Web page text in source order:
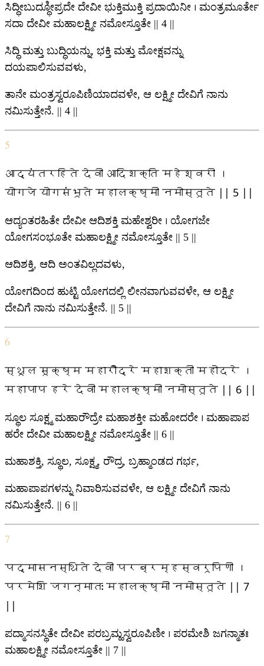
ಸಿದ್ಧೀಬುದ್ಧೂೀಪ್ರದೇ ದೇವೀ ಭುಕ್ತಿಮುಕ್ತಿ ಪ್ರದಾಯಿನೀ । ಮಂತ್ರಮೂರ್ತೇ
ಸದಾ ದೇವೀ ಮಹಾಲಕ್ಷ್ಮೀ ನಮೋಸ್ತೂತೇ || 4 ||
ಸಿದ್ಧಿ ಮತ್ತು ಬುದ್ಧಿಯನ್ನು, ಭಕ್ತಿ ಮತ್ತು ಮೋಕ್ಷವನ್ನು
ದಯಪಾಲಿಸುವವಳು,
ತಾನೇ ಮಂತ್ರಸ್ವರೂಪಿಣಿಯಾದವಳೇ, ಆ ಲಕ್ಷ್ಮೀ ದೇವಿಗೆ ನಾನು
ನಮಿಸುತ್ತೇನೆ. || 4 ||
5
आद्यंतरहिते देवी आदिशक्ति महेश्वरी ।
योगजे योगसंभूते महालक्ष्मी नमोस्तूते || 5 ||
ಆದ್ಯಂತರಹಿತೇ ದೇವೀ ಆದಿಶಕ್ತಿ ಮಹೇಶ್ವರೀ । ಯೋಗಜೇ
ಯೋಗಸಂಭೂತೇ ಮಹಾಲಕ್ಷ್ಮೀ ನಮೋಸ್ತೂತೇ || 5 ||
ಆದಿಶಕ್ತಿ, ಆದಿ ಅಂತವಿಲ್ಲದವಳು,
ಯೋಗದಿಂದ ಹುಟ್ಟಿ ಯೋಗದಲ್ಲಿ ಲೀನವಾಗುವವಳೇ, ಆ ಲಕ್ಷ್ಮೀ
ದೇವಿಗೆ ನಾನು ನಮಿಸುತ್ತೇನೆ. || 5 ||
6
स्थूल सूक्ष्म महारौद्रे महाशक्ती महोदरे ।
महापाप हरे देवी महालक्ष्मी नमोस्तूते || 6 ||
ಸ್ಥೂಲ ಸೂಕ್ಷ್ಮ ಮಹಾರೌದ್ರೇ ಮಹಾಶಕ್ತೀ ಮಹೋದರೇ । ಮಹಾಪಾಪ
ಹರೇ ದೇವೀ ಮಹಾಲಕ್ಷ್ಮೀ ನಮೋಸ್ತೂತೇ || 6 ||
ಮಹಾಶಕ್ತಿ, ಸ್ಥೂಲ, ಸೂಕ್ಷ್ಮ, ರೌದ್ರ, ಬ್ರಹ್ಮಾಂಡದ ಗರ್ಭ,
ಮಹಾಪಾಪಗಳನ್ನು ನಿವಾರಿಸುವವಳೇ, ಆ ಲಕ್ಷ್ಮೀ ದೇವಿಗೆ ನಾನು
ನಮಿಸುತ್ತೇನೆ. || 6 ||
7
पद्मासनस्थिते देवी परब्रम्हस्वरूपिणी ।
परमेशि जगन्मातः महालक्ष्मी नमोस्तूते || 7
||
ಪದ್ಮಾಸನಸ್ಥಿತೇ ದೇವೀ ಪರಬ್ರಮ್ಹಸ್ವರೂಪಿಣೀ । ಪರಮೇಶಿ ಜಗನ್ಮಾತಃ
ಮಹಾಲಕ್ಷ್ಮೀ ನಮೋಸ್ತೂತೇ || 7 ||